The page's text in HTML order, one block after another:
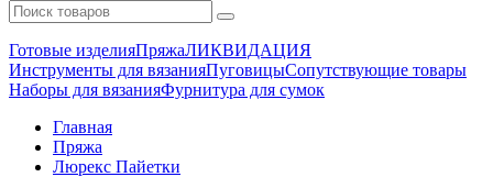
Готовые изделияПряжаЛИКВИДАЦИЯ
Инструменты для вязанияПуговицыСопутствующие товары
Наборы для вязанияФурнитура для сумок
Главная
Пряжа
Люрекс Пайетки